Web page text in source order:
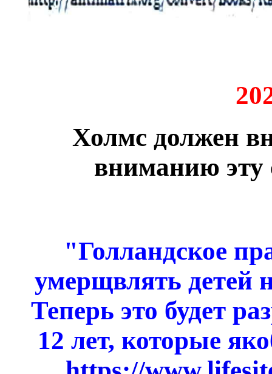
Холмс должен
вниманию эту
"Голландское
умерщвлять детей
Теперь это будет
12 лет, которые